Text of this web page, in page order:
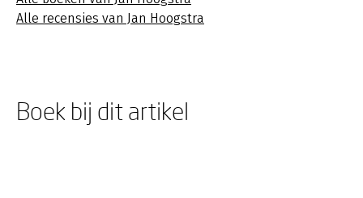
Alle recensies van Jan Hoogstra
Boek bij dit artikel